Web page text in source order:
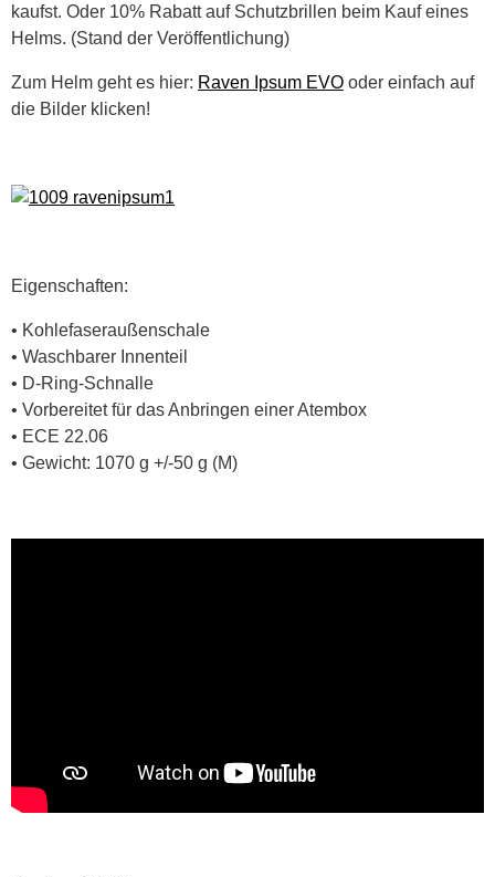
kaufst. Oder 10% Rabatt auf Schutzbrillen beim Kauf eines
Helms. (Stand der Veröffentlichung)
Zum Helm geht es hier: Raven Ipsum EVO oder einfach auf
die Bilder klicken!
Eigenschaften:
• Kohlefaseraußenschale
• Waschbarer Innenteil
• D-Ring-Schnalle
• Vorbereitet für das Anbringen einer Atembox
• ECE 22.06
• Gewicht: 1070 g +/-50 g (M)